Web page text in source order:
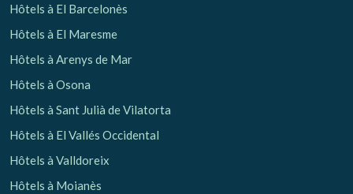
Vérifier le code de réservation
Hôtels à El Barcelonès
Hôtels à El Maresme
Hôtels à Arenys de Mar
Hôtels à Osona
Hôtels à Sant Julià de Vilatorta
Hôtels à El Vallés Occidental
Hôtels à Valldoreix
Hôtels à Moianès